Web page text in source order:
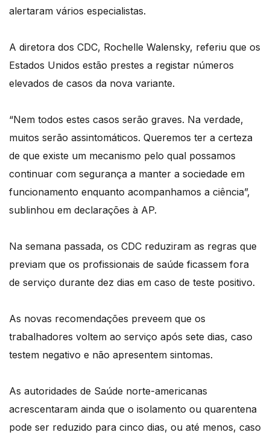
alertaram vários especialistas.
A diretora dos CDC, Rochelle Walensky, referiu que os
Estados Unidos estão prestes a registar números
elevados de casos da nova variante.
“Nem todos estes casos serão graves. Na verdade,
muitos serão assintomáticos. Queremos ter a certeza
de que existe um mecanismo pelo qual possamos
continuar com segurança a manter a sociedade em
funcionamento enquanto acompanhamos a ciência”,
sublinhou em declarações à AP.
Na semana passada, os CDC reduziram as regras que
previam que os profissionais de saúde ficassem fora
de serviço durante dez dias em caso de teste positivo.
As novas recomendações preveem que os
trabalhadores voltem ao serviço após sete dias, caso
testem negativo e não apresentem sintomas.
As autoridades de Saúde norte-americanas
acrescentaram ainda que o isolamento ou quarentena
pode ser reduzido para cinco dias, ou até menos, caso